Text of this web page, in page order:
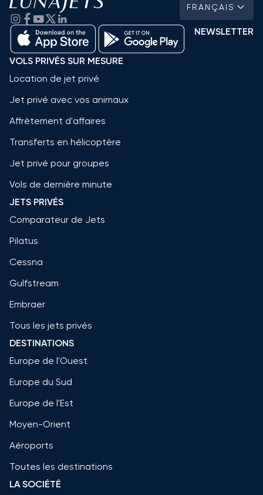
FRANÇAIS
NEWSLETTER
VOLS PRIVÉS SUR MESURE
Location de jet privé
Jet privé avec vos animaux
Affrètement d'affaires
Transferts en hélicoptère
Jet privé pour groupes
Vols de dernière minute
JETS PRIVÉS
Comparateur de Jets
Pilatus
Cessna
Gulfstream
Embraer
Tous les jets privés
DESTINATIONS
Europe de l'Ouest
Europe du Sud
Europe de l'Est
Moyen-Orient
Aéroports
Toutes les destinations
LA SOCIÉTÉ